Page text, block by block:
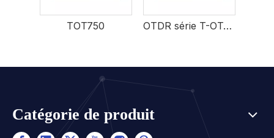
TOT750 OTDR série T-OT750
Catégorie de produit